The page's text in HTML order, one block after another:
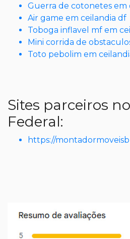
Guerra de cotonetes em
Air game em ceilandia df
Toboga inflavel mf em
Mini corrida de
Toto pebolim em
Sites parceiros
Federal:
https://